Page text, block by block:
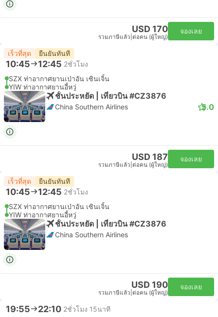
USD 170
รวมภาษีแล้ว ต่อคน (ผู้ใหญ่)
จองเลย
เร็วที่สุด ยืนยันทันที
10:45 12:45 2ชั่วโมง
SZX ท่าอากาศยานเป่าอัน เซินเจิ้น
YIW ท่าอากาศยานอี้หวู่
ชั้นประหยัด | เที่ยวบิน #CZ3876
China Southern Airlines 5.0
USD 187
รวมภาษีแล้ว ต่อคน (ผู้ใหญ่)
จองเลย
เร็วที่สุด ยืนยันทันที
10:45 12:45 2ชั่วโมง
SZX ท่าอากาศยานเป่าอัน เซินเจิ้น
YIW ท่าอากาศยานอี้หวู่
ชั้นประหยัด | เที่ยวบิน #CZ3876
China Southern Airlines
USD 190
รวมภาษีแล้ว ต่อคน (ผู้ใหญ่)
จองเลย
19:55 22:10 2ชั่วโมง 15นาที